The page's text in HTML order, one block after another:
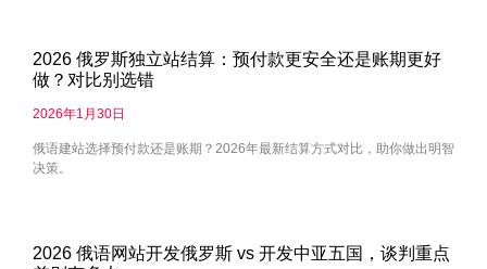
2026 俄罗斯独立站结算：预付款更安全还是账期更好
做？对比别选错
2026年1月30日
俄语建站选择预付款还是账期？2026年最新结算方式对比，助你做出明智
决策。
2026 俄语网站开发俄罗斯 vs 开发中亚五国，谈判重点